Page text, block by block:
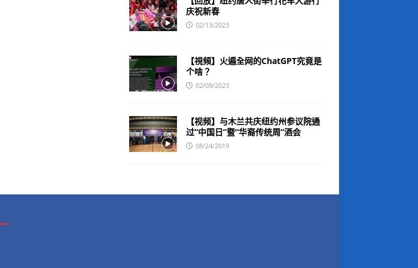
庆祝新春
02/13/2023
【視頻】火遍全网的ChatGPT究竟是
个啥？
02/09/2023
【视频】与木兰共庆纽约州参议院通
过“中国日”暨“华裔传统周”酒会
08/24/2019